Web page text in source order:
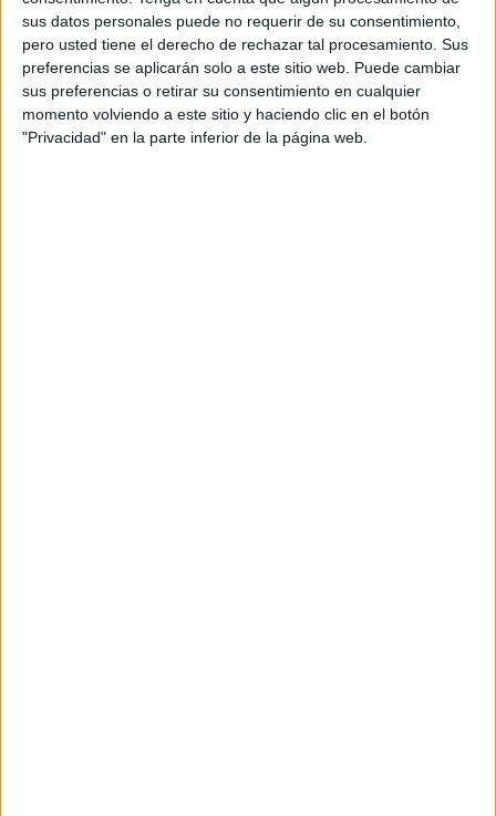
sus datos personales puede no requerir de su consentimiento,
pero usted tiene el derecho de rechazar tal procesamiento. Sus
preferencias se aplicarán solo a este sitio web. Puede cambiar
sus preferencias o retirar su consentimiento en cualquier
momento volviendo a este sitio y haciendo clic en el botón
"Privacidad" en la parte inferior de la página web.
Sobre elterreno del Brull, Vox quiere conocer qué está
haciendo la Ciudad Autónoma para impulsar el proyecto
de centro educativo que está previsto en la zona y que no
ha parado de encontrar “trabas”. Mientras tanto, lamenta el